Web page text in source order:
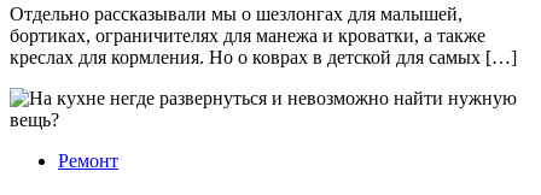
Отдельно рассказывали мы о шезлонгах для малышей,
бортиках, ограничителях для манежа и кроватки, а также
креслах для кормления. Но о коврах в детской для самых […]
Ремонт